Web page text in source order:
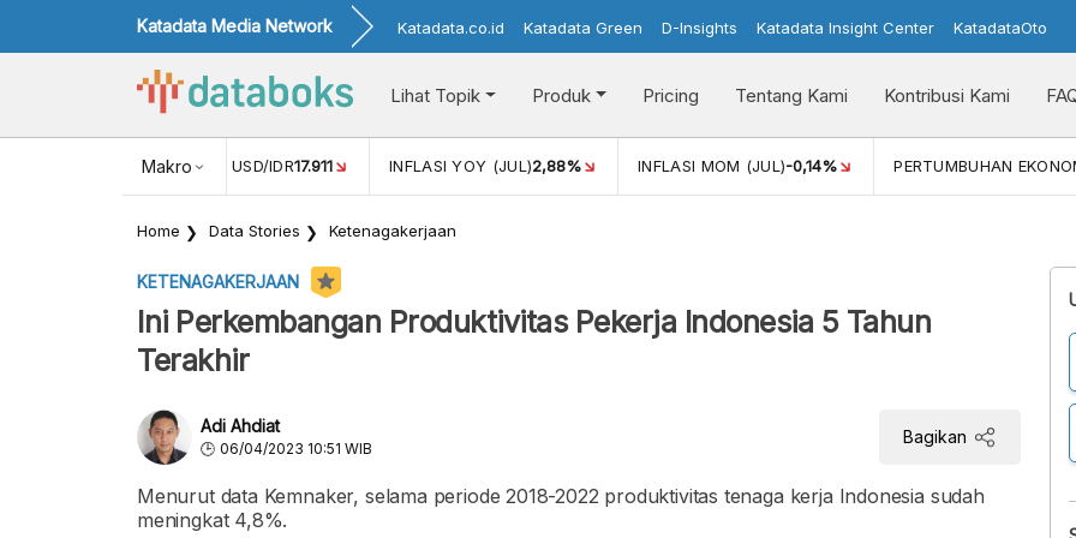
Katadata Media Network Katadata.co.id Katadata Green D-Insights Katadata Insight Center KatadataOto
Lihat Topik Produk Pricing Tentang Kami Kontribusi Kami
Makro
NILAI TUKAR USD/IDR17.911 INFLASI YOY (JUL)2,88% INFLASI MOM (JUL)-0,14% PERTUMBUHAN
Home Data Stories Ketenagakerjaan
KETENAGAKERJAAN
Ini Perkembangan Produktivitas Pekerja Indonesia 5 Tahun
Terakhir
Adi Ahdiat
06/04/2023 10:51 WIB
Bagikan
Menurut data Kemnaker, selama periode 2018-2022 produktivitas tenaga kerja Indonesia sudah
meningkat 4,8%.